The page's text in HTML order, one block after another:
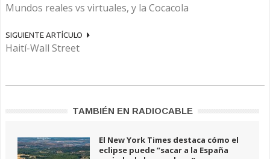
Mundos reales vs virtuales, y la Cocacola
SIGUIENTE ARTÍCULO
Haití-Wall Street
TAMBIÉN EN RADIOCABLE
El New York Times destaca cómo el
eclipse puede “sacar a la España